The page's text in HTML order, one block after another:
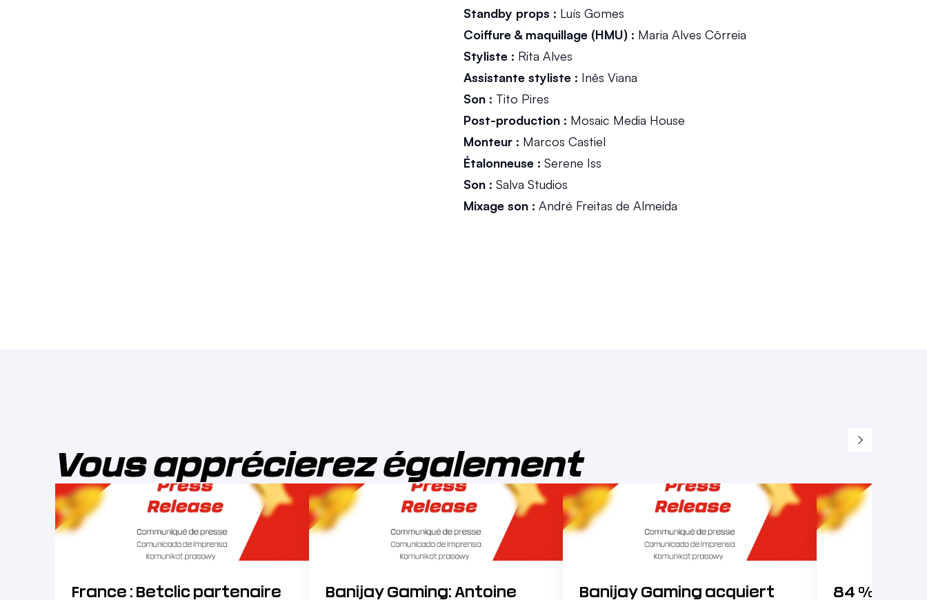
Standby props : Luís Gomes
Coiffure & maquillage (HMU) : Maria Alves Côrreia
Styliste : Rita Alves
Assistante styliste : Inês Viana
Son : Tito Pires
Post-production : Mosaic Media House
Monteur : Marcos Castiel
Étalonneuse : Serene Iss
Son : Salva Studios
Mixage son : André Freitas de Almeida
Vous apprécierez également
France : Betclic partenaire
Banijay Gaming: Antoine
Banijay Gaming acquiert
84 % des